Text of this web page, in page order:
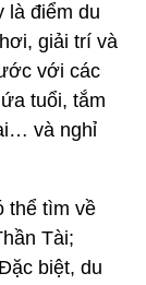
là điểm du
giải trí và
với các
tuổi, tắm
và nghỉ
thể tìm về
Tài;
biệt, du